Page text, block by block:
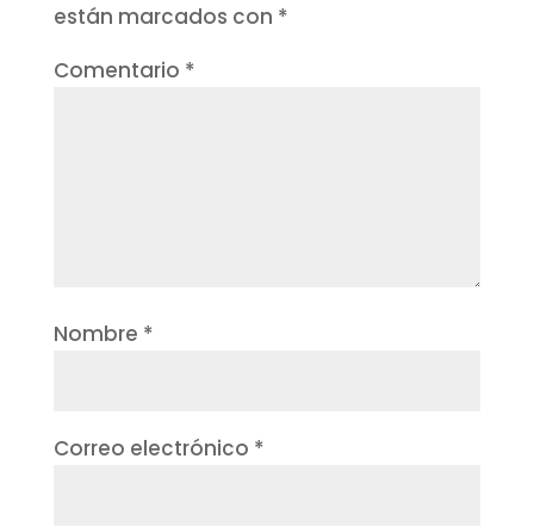
están marcados con *
Comentario *
Nombre *
Correo electrónico *